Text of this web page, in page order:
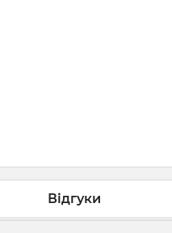
Відгуки